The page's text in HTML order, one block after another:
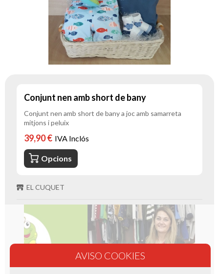
Conjunt nen amb short de bany
Conjunt nen amb short de bany a joc amb samarreta
mitjons i peluix
39,90 € IVA Inclós
Opcions
EL CUQUET